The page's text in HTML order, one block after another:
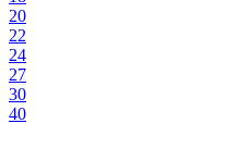
20
22
24
27
30
40